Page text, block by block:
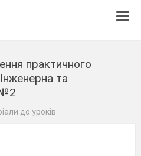
практичного
та
№2
до уроків